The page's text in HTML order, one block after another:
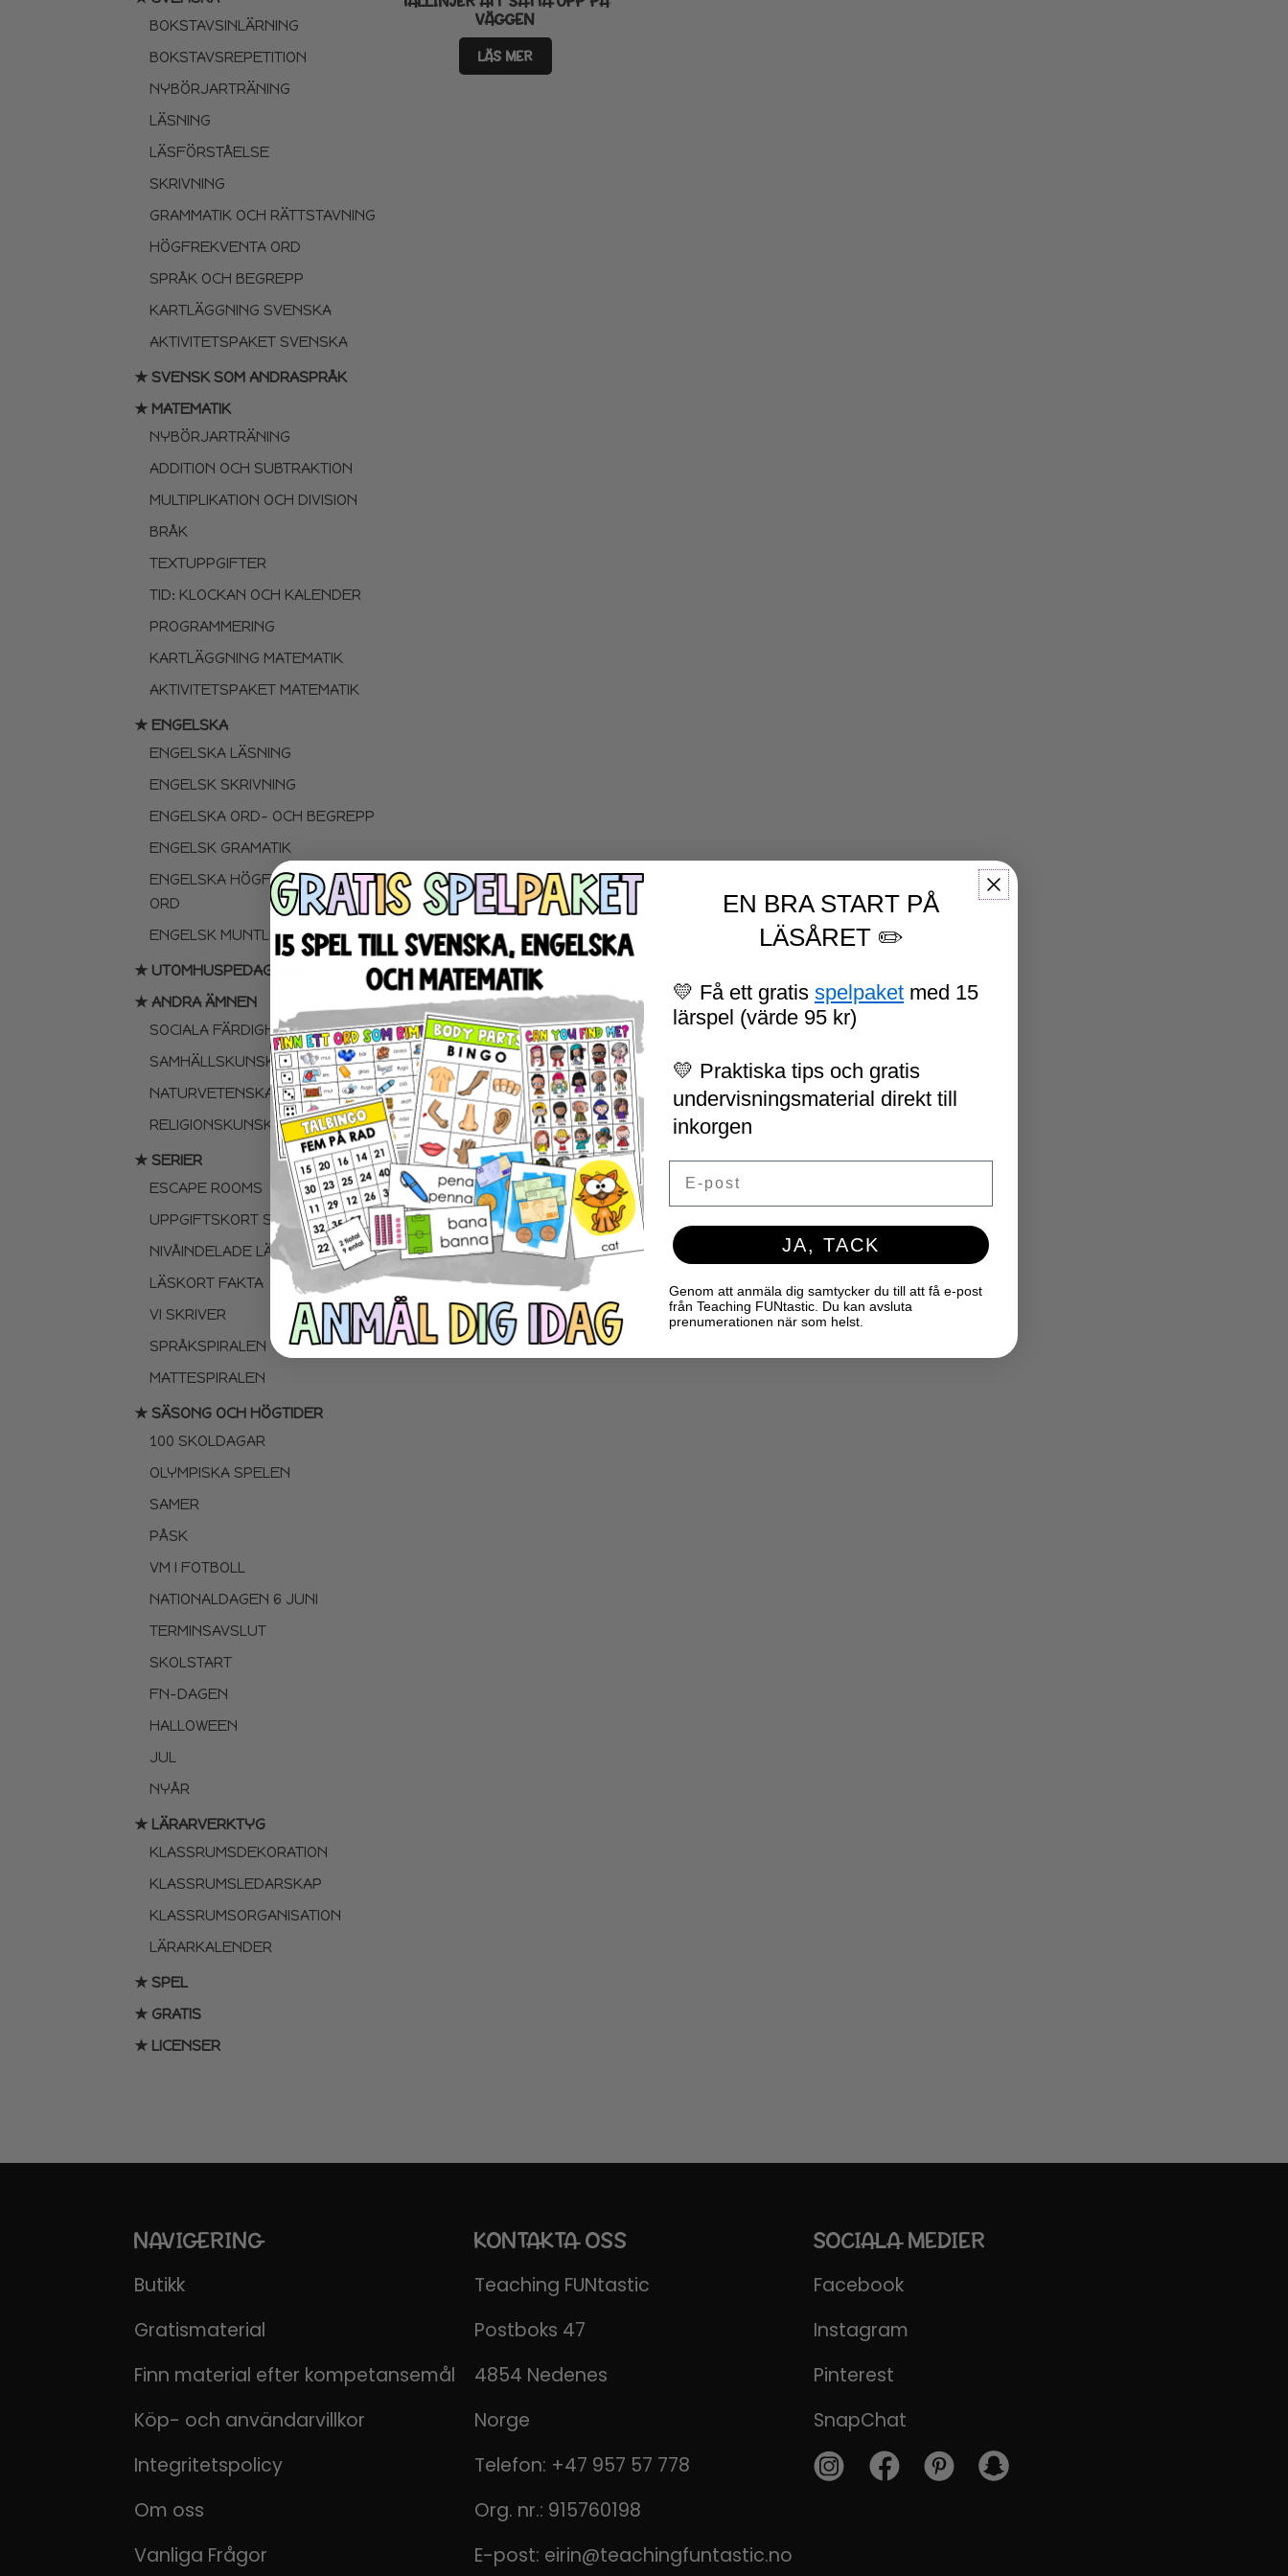
BOKSTAVSINLÄRNING
BOKSTAVSREPETITION
NYBÖRJARTRÄNING
LÄSNING
LÄSFÖRSTÅELSE
SKRIVNING
GRAMMATIK OCH RÄTTSTAVNING
HÖGFREKVENTA ORD
SPRÅK OCH BEGREPP
KARTLÄGGNING SVENSKA
AKTIVITETSPAKET SVENSKA
★ SVENSK SOM ANDRASPRÅK
★ MATEMATIK
NYBÖRJARTRÄNING
ADDITION OCH SUBTRAKTION
MULTIPLIKATION OCH DIVISION
BRÅK
TEXTUPPGIFTER
TID: KLOCKAN OCH KALENDER
PROGRAMMERING
KARTLÄGGNING MATEMATIK
AKTIVITETSPAKET MATEMATIK
★ ENGELSKA
ENGELSKA LÄSNING
ENGELSK SKRIVNING
ENGELSKA ORD- OCH BEGREPP
ENGELSK GRAMATIK
ENGELSKA HÖGFREKVENTA
ORD
ENGELSK MUNTLIGA FÄRDIGHET
★ UTOMHUSPEDAGOGIK
★ ANDRA ÄMNEN
SOCIALA FÄRDIGHETER
SAMHÄLLSKUNSKAP
NATURVETENSKAP
RELIGIONSKUNSKAP
★ SERIER
ESCAPE ROOMS
UPPGIFTSKORT SVENSKA
NIVÅINDELADE LÄSTEXTER
LÄSKORT FAKTA
VI SKRIVER
SPRÅKSPIRALEN
MATTESPIRALEN
★ SÄSONG OCH HÖGTIDER
100 SKOLDAGAR
OLYMPISKA SPELEN
SAMER
PÅSK
VM I FOTBOLL
NATIONALDAGEN 6 JUNI
TERMINSAVSLUT
SKOLSTART
FN-DAGEN
HALLOWEEN
JUL
NYÅR
★ LÄRARVERKTYG
KLASSRUMSDEKORATION
KLASSRUMSLEDARSKAP
KLASSRUMSORGANISATION
LÄRARKALENDER
★ SPEL
★ GRATIS
★ LICENSER
VÄGGEN
LÄS MER
NAVIGERING
Butikk
Gratismaterial
Finn material efter kompetansemål
Köp- och användarvillkor
Integritetspolicy
Om oss
Vanliga Frågor
KONTAKTA OSS
Teaching FUNtastic
Postboks 47
4854 Nedenes
Norge
Telefon: +47 957 57 778
Org. nr.: 915760198
E-post: eirin@teachingfuntastic.no
SOCIALA MEDIER
Facebook
Instagram
Pinterest
SnapChat
EN BRA START PÅ
LÄSÅRET ✏️
💛 Få ett gratis spelpaket med 15
lärspel (värde 95 kr)
💛 Praktiska tips och gratis
undervisningsmaterial direkt till
inkorgen
JA, TACK
Genom att anmäla dig samtycker du till att få e-post
från Teaching FUNtastic. Du kan avsluta
prenumerationen när som helst.